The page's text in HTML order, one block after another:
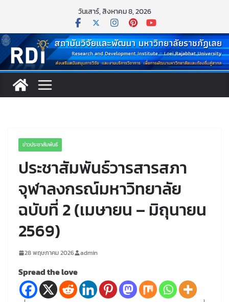
content
วันเสาร์, สิงหาคม 8, 2026
ข่าวประชาสัมพันธ์
ประชาสัมพันธ์วารสารสภา
จุฬาลงกรณ์มหาวิทยาลัย
ฉบับที่ 2 (เมษายน – มิถุนายน
2569)
28 พฤษภาคม 2026 admin
Spread the love